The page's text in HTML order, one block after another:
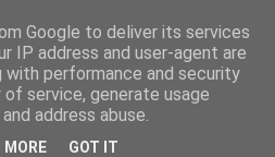
Google to deliver its services
IP address and user-agent are
with performance and security
service, generate usage
address abuse.
MORE GOT IT